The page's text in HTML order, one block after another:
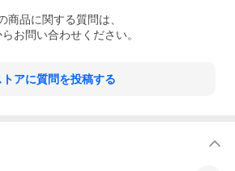
座浴用マント）について
している時に、携帯電話や読書をするこ
」仕様としてご利用いただけます。薄手
が、透けにくい素材で出来ています。
（首元230mm）
商品に関する質問は、
お問い合わせください。
トアに質問を投稿する